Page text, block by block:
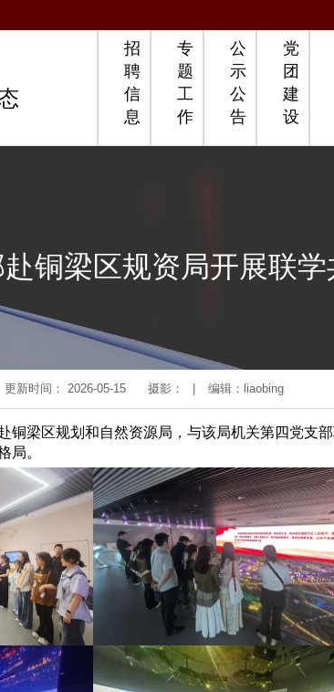
党
团
建
设
公
示
公
告
专
题
工
作
招
聘
信
息
铜梁区规资局开展联学
更新时间： 2026-05-15 摄影： 编辑：liaobing
梁区规划和自然资源局，与该局机关第四党支
局。